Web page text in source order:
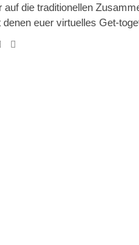
die traditionellen
euer virtuelles Get-